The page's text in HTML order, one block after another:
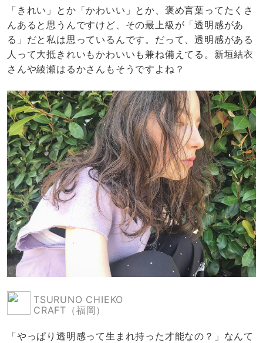
「きれい」とか「かわいい」とか、褒め言葉ってたくさ
んあると思うんですけど、その最上級が「透明感があ
る」だと私は思っているんです。だって、透明感がある
人って大抵きれいもかわいいも兼ね備えてる。新垣結衣
さんや綾瀬はるかさんもそうですよね？
TSURUNO CHIEKO
CRAFT（福岡）
「やっぱり透明感って生まれ持った才能なの？」なんて